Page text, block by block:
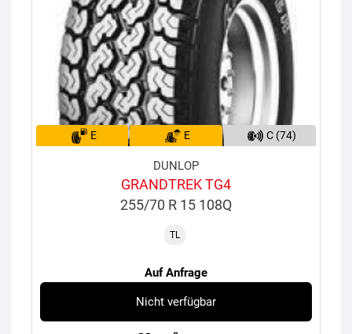
E E C (74)
DUNLOP
GRANDTREK TG4
255/70 R 15 108Q
TL
Auf Anfrage
Nicht verfügbar